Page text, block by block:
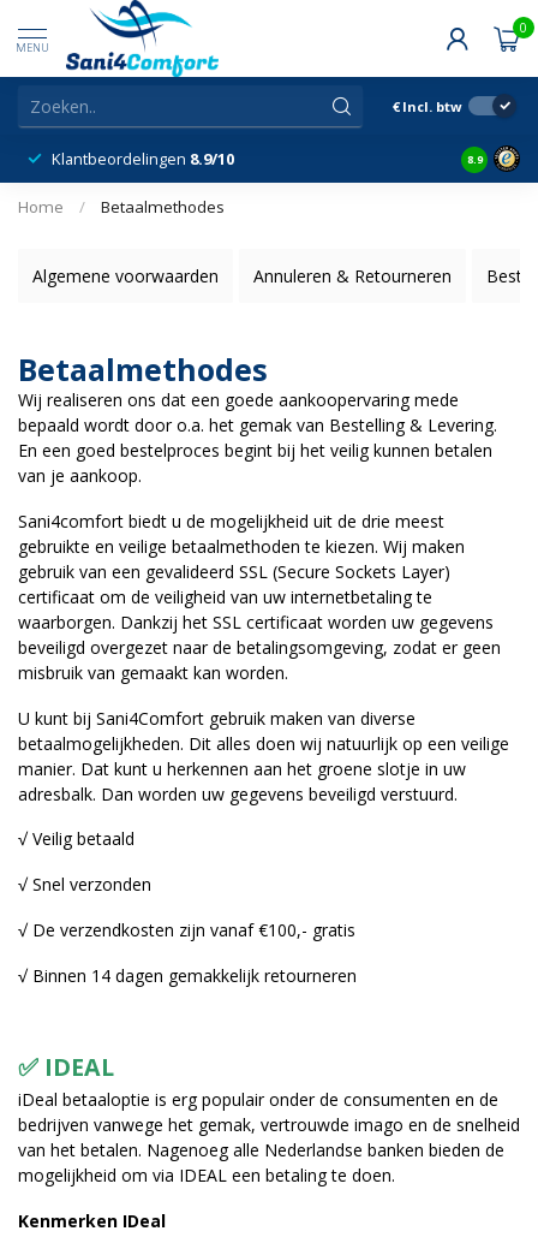
MENU
0
€ Incl. btw
Klantbeordelingen 8.9/10 8.9
Home / Betaalmethodes
Algemene voorwaarden Annuleren & Retourneren
Betaalmethodes
Wij realiseren ons dat een goede aankoopervaring mede
bepaald wordt door o.a. het gemak van Bestelling & Levering.
En een goed bestelproces begint bij het veilig kunnen betalen
van je aankoop.
Sani4comfort biedt u de mogelijkheid uit de drie meest
gebruikte en veilige betaalmethoden te kiezen. Wij maken
gebruik van een gevalideerd SSL (Secure Sockets Layer)
certificaat om de veiligheid van uw internetbetaling te
waarborgen. Dankzij het SSL certificaat worden uw gegevens
beveiligd overgezet naar de betalingsomgeving, zodat er geen
misbruik van gemaakt kan worden.
U kunt bij Sani4Comfort gebruik maken van diverse
betaalmogelijkheden. Dit alles doen wij natuurlijk op een veilige
manier. Dat kunt u herkennen aan het groene slotje in uw
adresbalk. Dan worden uw gegevens beveiligd verstuurd.
√ Veilig betaald
√ Snel verzonden
√ De verzendkosten zijn vanaf €100,- gratis
√ Binnen 14 dagen gemakkelijk retourneren
✅ IDEAL
iDeal betaaloptie is erg populair onder de consumenten en de
bedrijven vanwege het gemak, vertrouwde imago en de snelheid
van het betalen. Nagenoeg alle Nederlandse banken bieden de
mogelijkheid om via IDEAL een betaling te doen.
Kenmerken IDeal